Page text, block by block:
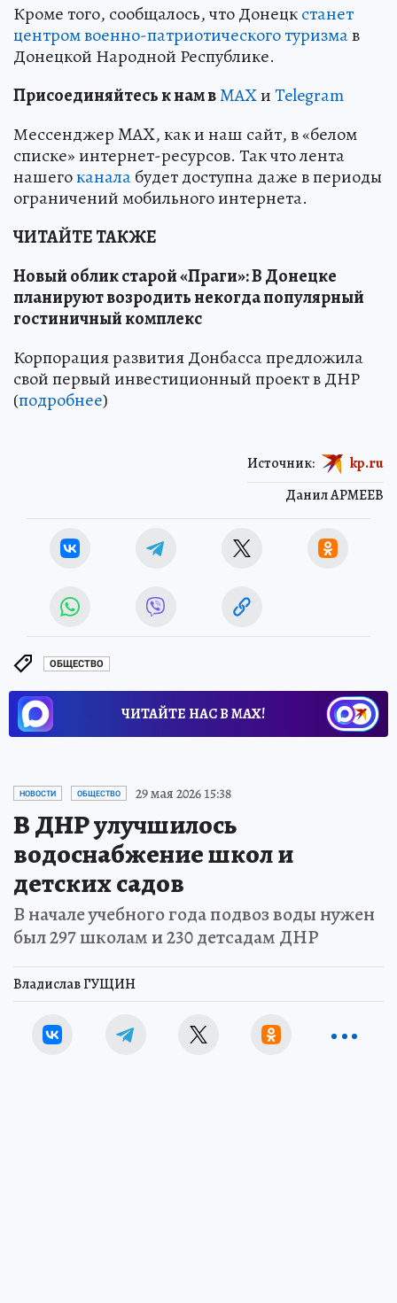
Кроме того, сообщалось, что Донецкстанет
центром военно-патриотического туризмав
Донецкой Народной Республике.
Присоединяйтесь к нам вMAXиTelegram
Мессенджер MAX, как и наш сайт, в «белом
списке» интернет-ресурсов. Так что лента
нашегоканалабудет доступна даже в периоды
ограничений мобильного интернета.
ЧИТАЙТЕ ТАКЖЕ
Новый облик старой «Праги»: В Донецке
планируют возродить некогда популярный
гостиничный комплекс
Корпорация развития Донбасса предложила
свой первый инвестиционный проект в ДНР
(подробнее)
Данил АРМЕЕВ
Источник: kp.ru
ОБЩЕСТВО
ЧИТАЙТЕ НАС В МАХ!
НОВОСТИ ОБЩЕСТВО 29 мая 2026 15:38
В ДНР улучшилось
водоснабжение школ и
детских садов
В начале учебного года подвоз воды нужен
был 297 школам и 230 детсадам ДНР
Владислав ГУЩИН